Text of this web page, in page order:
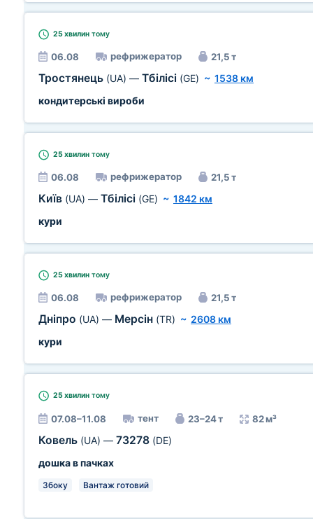
25 хвилин тому
06.08 рефрижератор 21,5 т
Тростянець (UA) — Тбілісі (GE) ~ 1538 км
кондитерські вироби
25 хвилин тому
06.08 рефрижератор 21,5 т
Київ (UA) — Тбілісі (GE) ~ 1842 км
кури
25 хвилин тому
06.08 рефрижератор 21,5 т
Дніпро (UA) — Мерсін (TR) ~ 2608 км
кури
25 хвилин тому
07.08–11.08 тент 23–24 т 82 м³
Ковель (UA) — 73278 (DE)
дошка в пачках
Збоку Вантаж готовий